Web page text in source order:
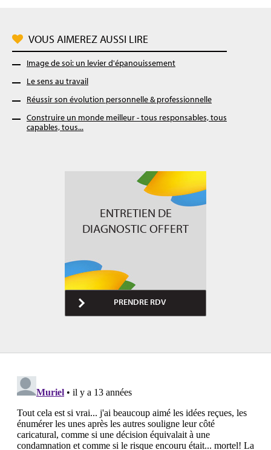
VOUS AIMEREZ AUSSI LIRE
Image de soi: un levier d'épanouissement
Le sens au travail
Réussir son évolution personnelle & professionnelle
Construire un monde meilleur - tous responsables, tous
capables, tous...
ENTRETIEN DE
DIAGNOSTIC OFFERT
PRENDRE RDV